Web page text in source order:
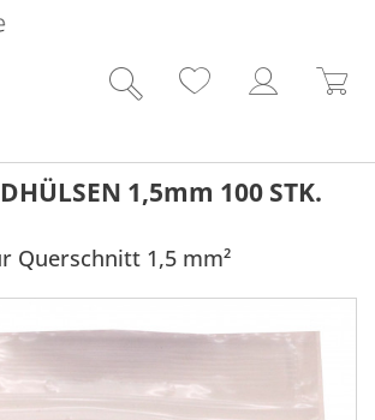
1,5mm 100 STK.
Querschnitt 1,5 mm²